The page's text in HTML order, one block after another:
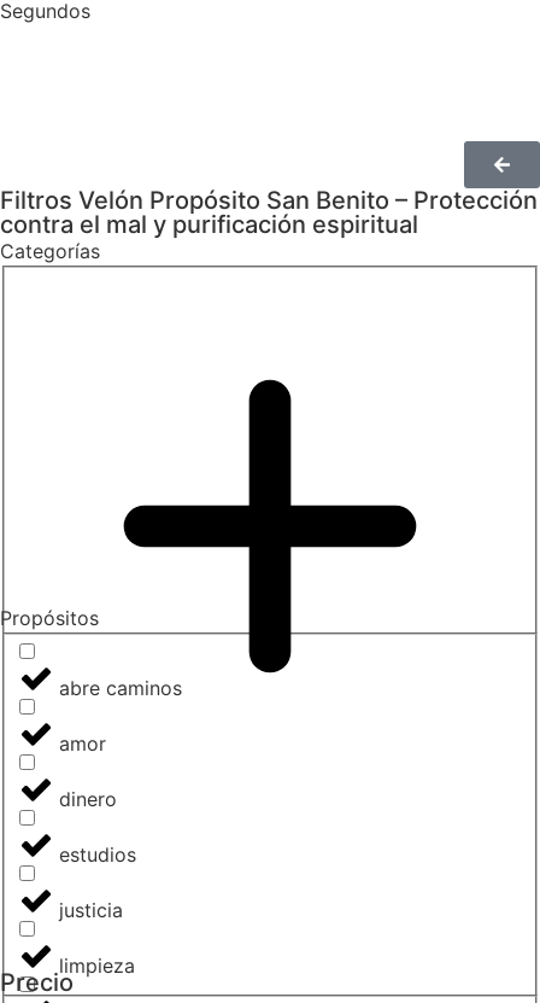
Segundos
Filtros Velón Propósito San Benito – Protección
contra el mal y purificación espiritual
Categorías
Propósitos
abre caminos
amor
dinero
estudios
justicia
limpieza
Precio